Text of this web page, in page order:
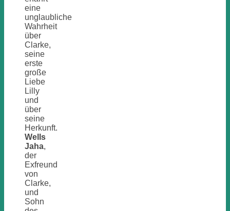
eine
unglaubliche
Wahrheit
über
Clarke,
seine
erste
große
Liebe
Lilly
und
über
seine
Herkunft.
Wells
Jaha,
der
Exfreund
von
Clarke,
und
Sohn